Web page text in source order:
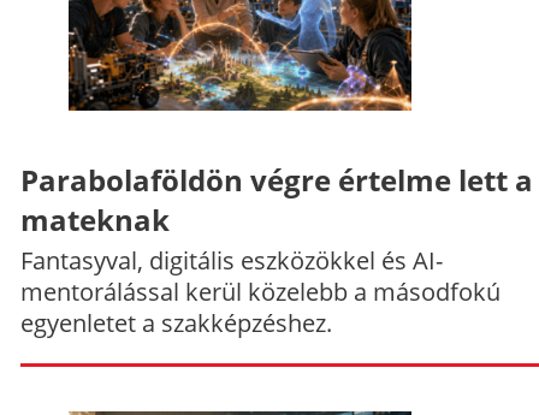
Parabolaföldön végre értelme lett a
mateknak
Fantasyval, digitális eszközökkel és AI-
mentorálással kerül közelebb a másodfokú
egyenletet a szakképzéshez.